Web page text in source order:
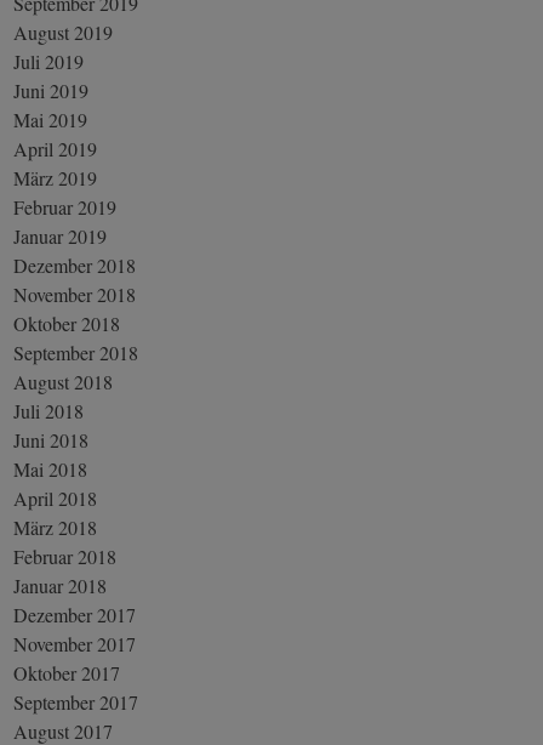
August 2019
Juli 2019
Juni 2019
Mai 2019
April 2019
März 2019
Februar 2019
Januar 2019
Dezember 2018
November 2018
Oktober 2018
September 2018
August 2018
Juli 2018
Juni 2018
Mai 2018
April 2018
März 2018
Februar 2018
Januar 2018
Dezember 2017
November 2017
Oktober 2017
September 2017
August 2017